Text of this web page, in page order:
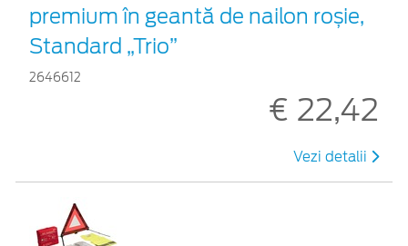
premium în geantă de nailon roșie,
Standard „Trio”
2646612
€ 22,42
Vezi detalii